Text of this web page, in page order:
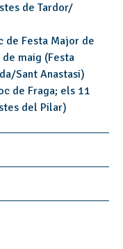
de Tardor/
de Festa Major de
maig (Festa
Sant Anastasi)
de Fraga; els 11
del Pilar)